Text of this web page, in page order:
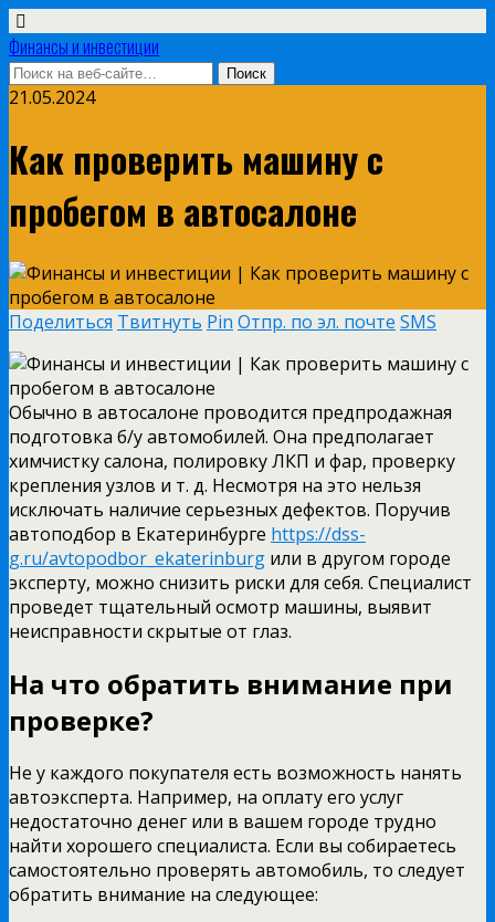
Финансы и инвестиции
21.05.2024
Как проверить машину с
пробегом в автосалоне
Поделиться Твитнуть Pin Отпр. по эл. почте SMS
Обычно в автосалоне проводится предпродажная
подготовка б/у автомобилей. Она предполагает
химчистку салона, полировку ЛКП и фар, проверку
крепления узлов и т. д. Несмотря на это нельзя
исключать наличие серьезных дефектов. Поручив
автоподбор в Екатеринбурге https://dss-
g.ru/avtopodbor_ekaterinburg или в другом городе
эксперту, можно снизить риски для себя. Специалист
проведет тщательный осмотр машины, выявит
неисправности скрытые от глаз.
На что обратить внимание при
проверке?
Не у каждого покупателя есть возможность нанять
автоэксперта. Например, на оплату его услуг
недостаточно денег или в вашем городе трудно
найти хорошего специалиста. Если вы собираетесь
самостоятельно проверять автомобиль, то следует
обратить внимание на следующее: